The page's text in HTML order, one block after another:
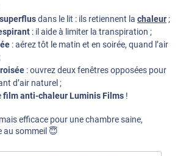
dans le lit : ils retiennent la chaleur;
: il aide à limiter la transpiration ;
: aérez tôt le matin et en soirée, quand l’air
: ouvrez deux fenêtres opposées pour
d’air naturel ;
film anti-chaleur Luminis Films!
efficace pour une chambre saine,
au sommeil 😇